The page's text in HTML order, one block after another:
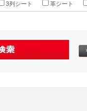
3列シート 革シート